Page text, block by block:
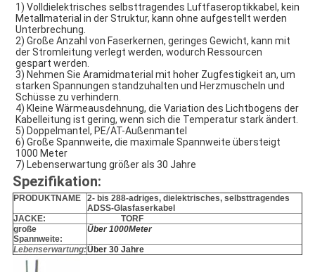
1) Volldielektrisches selbsttragendes Luftfaseroptikkabel, kein
Metallmaterial in der Struktur, kann ohne aufgestellt werden
Unterbrechung.
2) Große Anzahl von Faserkernen, geringes Gewicht, kann mit
der Stromleitung verlegt werden, wodurch Ressourcen
gespart werden.
3) Nehmen Sie Aramidmaterial mit hoher Zugfestigkeit an, um
starken Spannungen standzuhalten und Herzmuscheln und
Schüsse zu verhindern.
4) Kleine Wärmeausdehnung, die Variation des Lichtbogens der
Kabelleitung ist gering, wenn sich die Temperatur stark ändert.
5) Doppelmantel, PE/AT-Außenmantel
6) Große Spannweite, die maximale Spannweite übersteigt
1000 Meter
7) Lebenserwartung größer als 30 Jahre
Spezifikation:
PRODUKTNAME
2- bis 288-adriges, dielektrisches, selbsttragendes
ADSS-Glasfaserkabel
JACKE:
TORF
große
Spannweite:
Über 1000Meter
Lebenserwartung:Über 30 Jahre